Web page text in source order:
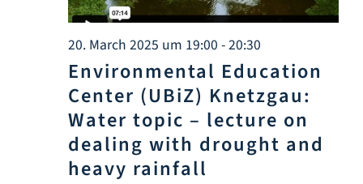
20. March 2025 um 19:00 -20:30
Environmental Education
Center (UBiZ) Knetzgau:
Water topic – lecture on
dealing with drought and
heavy rainfall